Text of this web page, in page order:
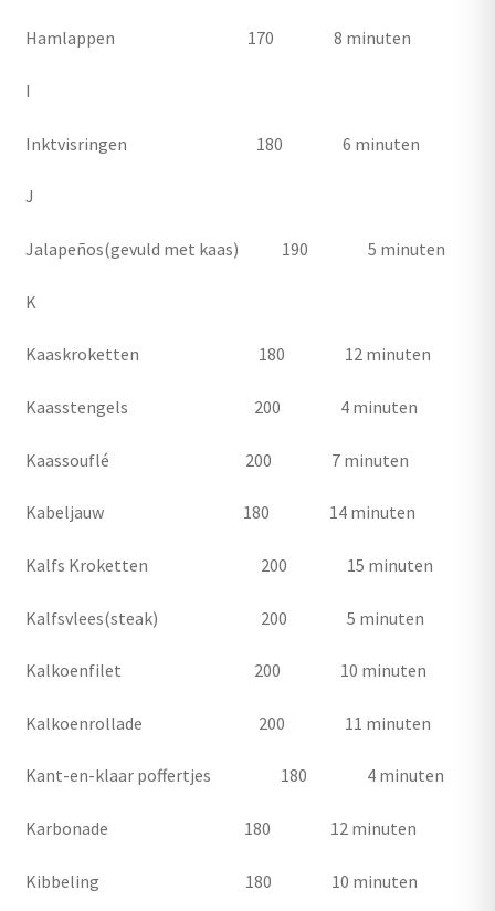
Hamlappen 170 8 minuten
I
Inktvisringen 180 6 minuten
J
Jalapeños(gevuld met kaas) 190 5 minuten
K
Kaaskroketten 180 12 minuten
Kaasstengels 200 4 minuten
Kaassouflé 200 7 minuten
Kabeljauw 180 14 minuten
Kalfs Kroketten 200 15 minuten
Kalfsvlees(steak) 200 5 minuten
Kalkoenfilet 200 10 minuten
Kalkoenrollade 200 11 minuten
Kant-en-klaar poffertjes 180 4 minuten
Karbonade 180 12 minuten
Kibbeling 180 10 minuten